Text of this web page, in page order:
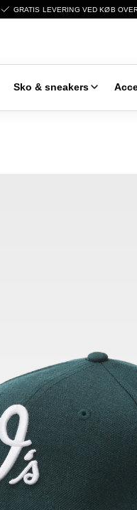
GRATIS LEVERING VED KØB
Sko & sneakers